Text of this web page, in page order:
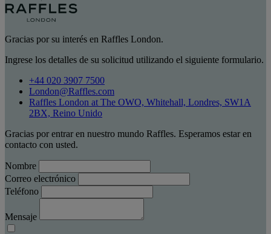
Gracias por su interés en Raffles London.
Ingrese los detalles de su solicitud utilizando el siguiente formulario.
+44 020 3907 7500
London@Raffles.com
Raffles London at The OWO, Whitehall, Londres, SW1A
2BX, Reino Unido
Gracias por entrar en nuestro mundo Raffles. Esperamos estar en
contacto con usted.
Nombre
Correo electrónico
Teléfono
Mensaje